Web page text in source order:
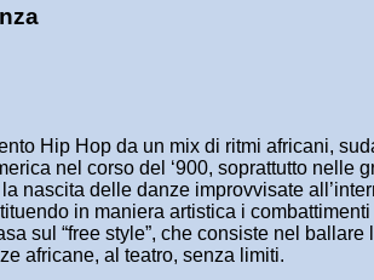
Hip Hop da un mix di ritmi africani,
nel corso del ‘900, soprattutto
nascita delle danze improvvisate
in maniera artistica i
sul “free style”, che consiste nel
africane, al teatro, senza limiti.